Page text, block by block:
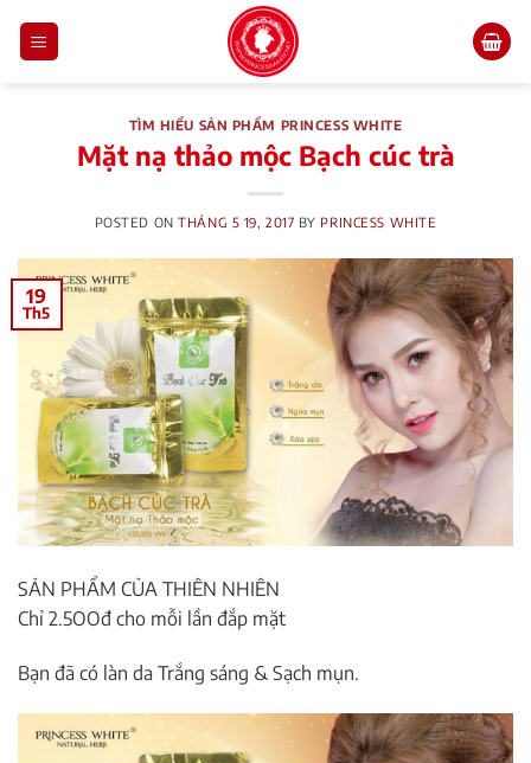
TÌM HIỂU SẢN PHẨM PRINCESS WHITE
Mặt nạ thảo mộc Bạch cúc trà
POSTED ONTHÁNG 5 19, 2017 BY PRINCESS WHITE
19
Th5
SẢN PHẨM CỦA THIÊN NHIÊN
Chỉ 2.5OOđ cho mỗi lần đắp mặt
Bạn đã có làn da Trắng sáng & Sạch mụn.